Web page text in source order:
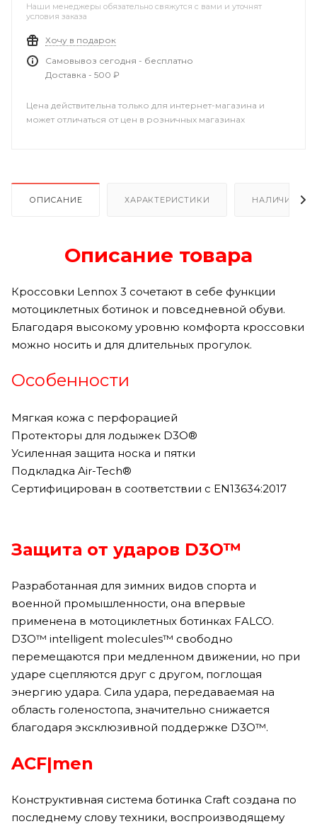
Наши менеджеры обязательно свяжутся с вами и уточнят
условия заказа
Хочу в подарок
Самовывоз сегодня - бесплатно
Доставка - 500 ₽
Цена действительна только для интернет-магазина и
может отличаться от цен в розничных магазинах
ОПИСАНИЕ ХАРАКТЕРИСТИКИ НАЛИЧИЕ
Описание товара
Кроссовки Lennox 3 сочетают в себе функции
мотоциклетных ботинок и повседневной обуви.
Благодаря высокому уровню комфорта кроссовки
можно носить и для длительных прогулок.
Особенности
Мягкая кожа с перфорацией
Протекторы для лодыжек D3O®
Усиленная защита носка и пятки
Подкладка Air-Tech®
Сертифицирован в соответствии с EN13634:2017
Защита от ударов D3O™
Разработанная для зимних видов спорта и
военной промышленности, она впервые
применена в мотоциклетных ботинках FALCO.
D3O™ intelligent molecules™ свободно
перемещаются при медленном движении, но при
ударе сцепляются друг с другом, поглощая
энергию удара. Сила удара, передаваемая на
область голеностопа, значительно снижается
благодаря эксклюзивной поддержке D3O™.
ACF|men
Конструктивная система ботинка Craft создана по
последнему слову техники, воспроизводящему